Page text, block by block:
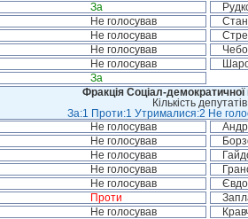
За
Не голосував
Не голосував
Не голосував
Не голосував
За
Фракція Соціал-демократичної
Кількість
За:1 Проти:1 Утрималися:2 Не
Не голосував
Не голосував
Не голосував
Не голосував
Не голосував
Проти
Не голосував